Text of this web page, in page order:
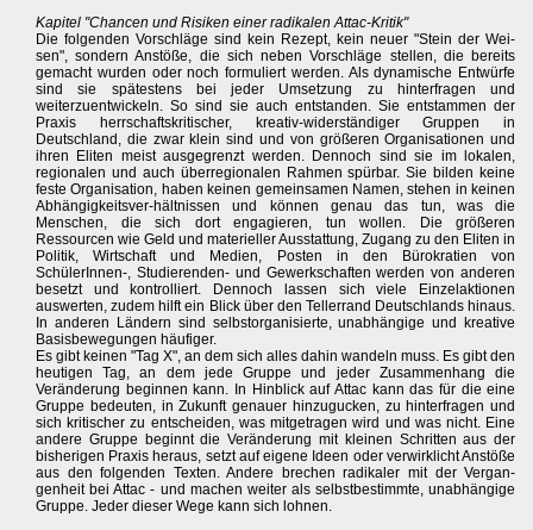
Kapitel "Chancen und Risiken einer radikalen Attac-Kritik"
Die folgenden Vorschläge sind kein Rezept, kein neuer "Stein der Wei-
sen", sondern Anstöße, die sich neben Vorschläge stellen, die bereits
gemacht wurden oder noch formuliert werden. Als dynamische Entwürfe
sind sie spätestens bei jeder Umsetzung zu hinterfragen und
weiterzuentwickeln. So sind sie auch entstanden. Sie entstammen der
Praxis herrschaftskritischer, kreativ-widerständiger Gruppen in
Deutschland, die zwar klein sind und von größeren Organisationen und
ihren Eliten meist ausgegrenzt werden. Dennoch sind sie im lokalen,
regionalen und auch überregionalen Rahmen spürbar. Sie bilden keine
feste Organisation, haben keinen gemeinsamen Namen, stehen in keinen
Abhängigkeitsver-hältnissen und können genau das tun, was die
Menschen, die sich dort engagieren, tun wollen. Die größeren
Ressourcen wie Geld und materieller Ausstattung, Zugang zu den Eliten in
Politik, Wirtschaft und Medien, Posten in den Bürokratien von
SchülerInnen-, Studierenden- und Gewerkschaften werden von anderen
besetzt und kontrolliert. Dennoch lassen sich viele Einzelaktionen
auswerten, zudem hilft ein Blick über den Tellerrand Deutschlands hinaus.
In anderen Ländern sind selbstorganisierte, unabhängige und kreative
Basisbewegungen häufiger.
Es gibt keinen "Tag X", an dem sich alles dahin wandeln muss. Es gibt den
heutigen Tag, an dem jede Gruppe und jeder Zusammenhang die
Veränderung beginnen kann. In Hinblick auf Attac kann das für die eine
Gruppe bedeuten, in Zukunft genauer hinzugucken, zu hinterfragen und
sich kritischer zu entscheiden, was mitgetragen wird und was nicht. Eine
andere Gruppe beginnt die Veränderung mit kleinen Schritten aus der
bisherigen Praxis heraus, setzt auf eigene Ideen oder verwirklicht Anstöße
aus den folgenden Texten. Andere brechen radikaler mit der Vergan-
genheit bei Attac - und machen weiter als selbstbestimmte, unabhängige
Gruppe. Jeder dieser Wege kann sich lohnen.